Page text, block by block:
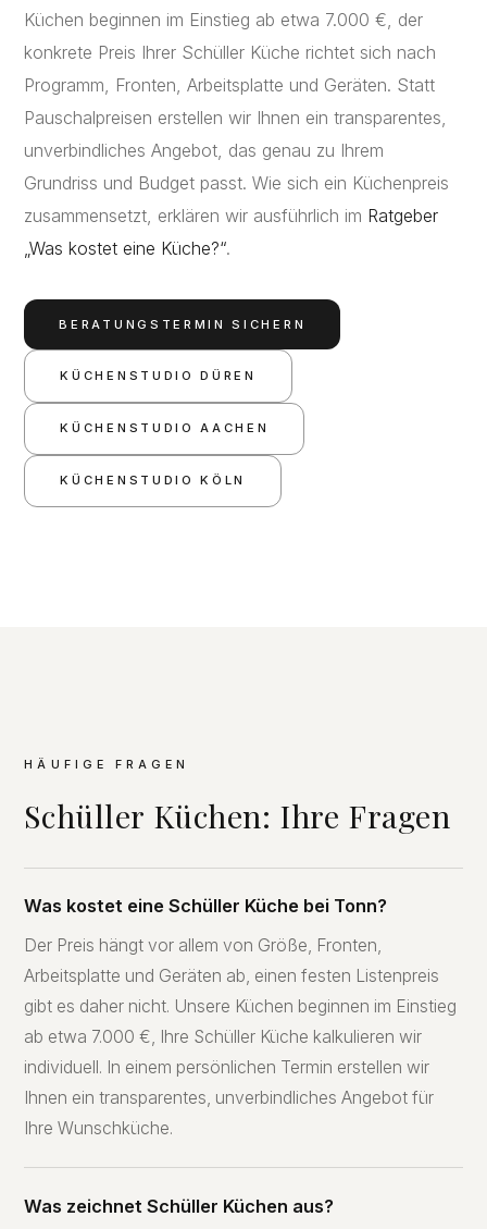
Küchen beginnen im Einstieg ab etwa 7.000 €, der
konkrete Preis Ihrer Schüller Küche richtet sich nach
Programm, Fronten, Arbeitsplatte und Geräten. Statt
Pauschalpreisen erstellen wir Ihnen ein transparentes,
unverbindliches Angebot, das genau zu Ihrem
Grundriss und Budget passt. Wie sich ein Küchenpreis
zusammensetzt, erklären wir ausführlich im Ratgeber
„Was kostet eine Küche?“.
BERATUNGSTERMIN SICHERN
KÜCHENSTUDIO DÜREN
KÜCHENSTUDIO AACHEN
KÜCHENSTUDIO KÖLN
HÄUFIGE FRAGEN
Schüller Küchen: Ihre Fragen
Was kostet eine Schüller Küche bei Tonn?
Der Preis hängt vor allem von Größe, Fronten,
Arbeitsplatte und Geräten ab, einen festen Listenpreis
gibt es daher nicht. Unsere Küchen beginnen im Einstieg
ab etwa 7.000 €, Ihre Schüller Küche kalkulieren wir
individuell. In einem persönlichen Termin erstellen wir
Ihnen ein transparentes, unverbindliches Angebot für
Ihre Wunschküche.
Was zeichnet Schüller Küchen aus?